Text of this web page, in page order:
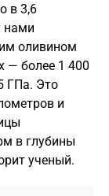
в 3,6
нами
оливином
— более 1 400
ГПа. Это
и
в глубины
ученый.